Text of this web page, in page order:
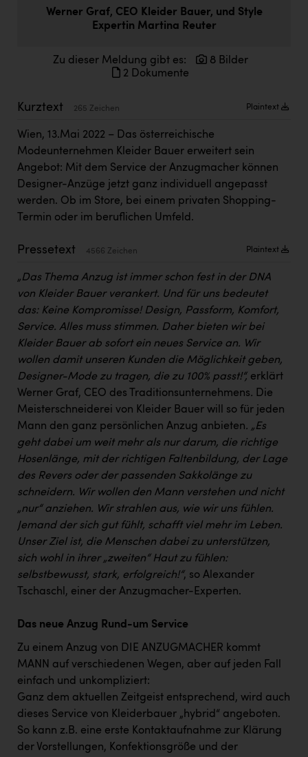
Doppler Gruppe
everfield
Fristads Austria
HIG Infomotion Group
IFE Austria GmbH
Immotech
INTERSPAR
Jane Goodall Institute Austria
Karin Liedl
KIWI Kinderwunsch Institut Dr. Loimer
KLIPP Frisör
Kleider Bauer
Kremsmüller Anlagenbau GmbH
Maximarkt
Oldtimer Raststationen und Motorhotels
Österreichischer Kachelofenverband
Orlen
Passage Linz
PEZ
PÜSPÖK
REMAX
RE/MAX Welcome
Resch&Frisch
RUBBLE MASTER
Werner Graf, CEO Kleider Bauer, und Style
Expertin Martina Reuter
Zu dieser Meldung gibt es:
8 Bilder
2 Dokumente
Kurztext 265 Zeichen Plaintext
Wien, 13.Mai 2022 – Das österreichische
Modeunternehmen Kleider Bauer erweitert sein
Angebot: Mit dem Service der Anzugmacher können
Designer-Anzüge jetzt ganz individuell angepasst
werden. Ob im Store, bei einem privaten Shopping-
Termin oder im beruflichen Umfeld.
Pressetext 4566 Zeichen Plaintext
„Das Thema Anzug ist immer schon fest in der DNA
von Kleider Bauer verankert. Und für uns bedeutet
das: Keine Kompromisse! Design, Passform, Komfort,
Service. Alles muss stimmen. Daher bieten wir bei
Kleider Bauer ab sofort ein neues Service an. Wir
wollen damit unseren Kunden die Möglichkeit geben,
Designer-Mode zu tragen, die zu 100% passt!“, erklärt
Werner Graf, CEO des Traditionsunternehmens. Die
Meisterschneiderei von Kleider Bauer will so für jeden
Mann den ganz persönlichen Anzug anbieten. „Es
geht dabei um weit mehr als nur darum, die richtige
Hosenlänge, mit der richtigen Faltenbildung, der Lage
des Revers oder der passenden Sakkolänge zu
schneidern. Wir wollen den Mann verstehen und nicht
„nur“ anziehen. Wir strahlen aus, wie wir uns fühlen.
Jemand der sich gut fühlt, schafft viel mehr im Leben.
Unser Ziel ist, die Menschen dabei zu unterstützen,
sich wohl in ihrer „zweiten“ Haut zu fühlen:
selbstbewusst, stark, erfolgreich!“, so Alexander
Tschaschl, einer der Anzugmacher-Experten.
Das neue Anzug Rund-um Service
Zu einem Anzug von DIE ANZUGMACHER kommt
MANN auf verschiedenen Wegen, aber auf jeden Fall
einfach und unkompliziert:
Ganz dem aktuellen Zeitgeist entsprechend, wird auch
dieses Service von Kleiderbauer „hybrid“ angeboten.
So kann z.B. eine erste Kontaktaufnahme zur Klärung
der Vorstellungen, Konfektionsgröße und der